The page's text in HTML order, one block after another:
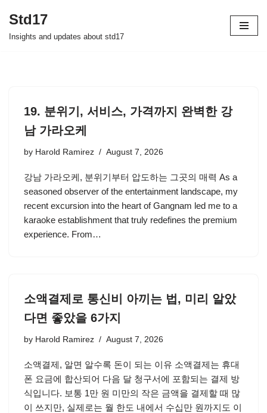
Skip
Std17
Insights and updates about std17
19. 분위기, 서비스, 가격까지 완벽한 강
남 가라오케
by Harold Ramirez August 7, 2026
강남 가라오케, 분위기부터 압도하는 그곳의 매력 As a
seasoned observer of the entertainment landscape, my
recent excursion into the heart of Gangnam led me to a
karaoke establishment that truly redefines the premium
experience. From…
소액결제로 통신비 아끼는 법, 미리 알았
다면 좋았을 6가지
by Harold Ramirez August 7, 2026
소액결제, 알면 알수록 돈이 되는 이유 소액결제는 휴대
폰 요금에 합산되어 다음 달 청구서에 포함되는 결제 방
식입니다. 보통 1만 원 미만의 작은 금액을 결제할 때 많
이 쓰지만, 실제로는 월 한도 내에서 수십만 원까지도 이